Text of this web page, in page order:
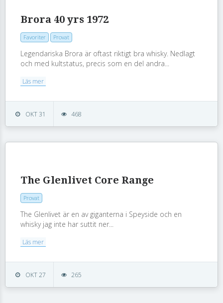
Brora 40 yrs 1972
Favoriter Provat
Legendariska Brora är oftast riktigt bra whisky. Nedlagt
och med kultstatus, precis som en del andra...
Läs mer
OKT 31 468
The Glenlivet Core Range
Provat
The Glenlivet är en av giganterna i Speyside och en
whisky jag inte har suttit ner...
Läs mer
OKT 27 265